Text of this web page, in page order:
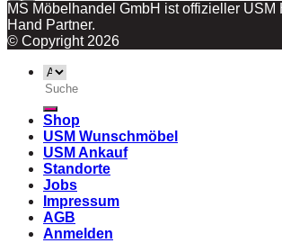
MS Möbelhandel GmbH ist offizieller USM
Hand Partner.
© Copyright 2026
Suche
nach:
Shop
USM Wunschmöbel
USM Ankauf
Standorte
Jobs
Impressum
AGB
Anmelden